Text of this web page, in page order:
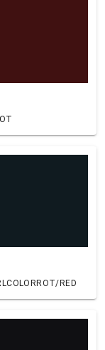
RED